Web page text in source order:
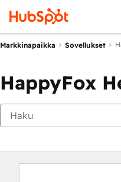
Markkinapaikka Sovellukset
HappyFox